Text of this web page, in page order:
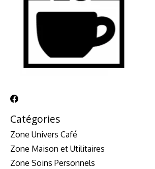
Catégories
Zone Univers Café
Zone Maison et Utilitaires
Zone Soins Personnels